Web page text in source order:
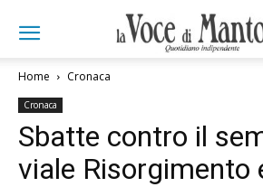
Home Cronaca
Cronaca
Sbatte contro il
viale Risorgimento